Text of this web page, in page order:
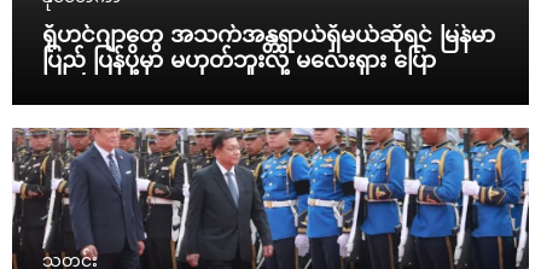
ရိုဟင်ဂျာတွေ အသက်အန္တရာယ်ရှိမယ်ဆိုရင် မြန်မာ
ပြည် ပြန်ပို့မှာ မဟုတ်ဘူးလို့ မလေးရှား ပြော
သတင်း